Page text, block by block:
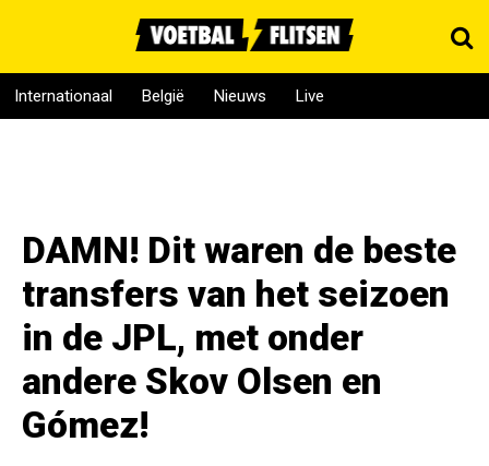
Internationaal België Nieuws Live
DAMN! Dit waren de beste
transfers van het seizoen
in de JPL, met onder
andere Skov Olsen en
Gómez!